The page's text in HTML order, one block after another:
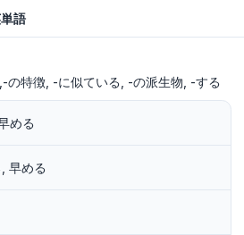
語
の特徴 -に似ている -の派生物 -する
める
早める